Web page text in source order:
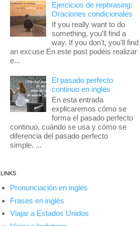
Ejercicios de rephrasing:
Oraciones condicionales
If you really want to do
something, you'll find a
way. If you don't, you'll find
an excuse En este post podéis realizar
e...
El pasado perfecto
continuo en inglés
En esta entrada
explicaremos cómo se
forma el pasado perfecto
continuo, cuándo se usa y cómo se
diferencia del pasado perfecto
simple. ...
LINKS
Pronunciación en inglés
Frases en inglés
Viajar a Estados Unidos